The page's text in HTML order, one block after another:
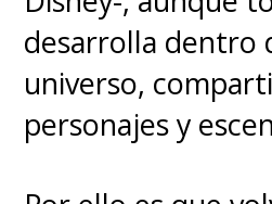
desarrolla dentro
universo,
personajes y